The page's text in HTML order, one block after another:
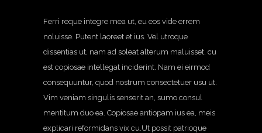
Ferri reque integre mea ut, eu eos vide errem
noluisse. Putent laoreet et ius. Vel utroque
dissentias ut, nam ad soleat alterum maluisset, cu
est copiosae intellegat inciderint. Nam ei eirmod
consequuntur, quod nostrum consectetuer usu ut.
Vim veniam singulis senserit an, sumo consul
mentitum duo ea. Copiosae antiopam ius ea, meis
explicari reformidans vix cu.Ut possit patrioque